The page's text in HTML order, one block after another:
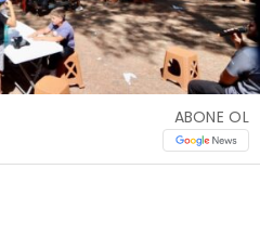
ABONE OL